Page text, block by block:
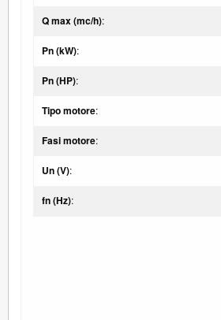
Q max (mc/h):
Pn (kW):
Pn (HP):
Tipo motore:
Fasi motore:
Un (V):
fn (Hz):